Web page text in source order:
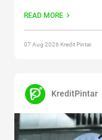
sertaContinue reading
READ MORE
07 Aug 2026 Kredit Pintar.
KreditPintar